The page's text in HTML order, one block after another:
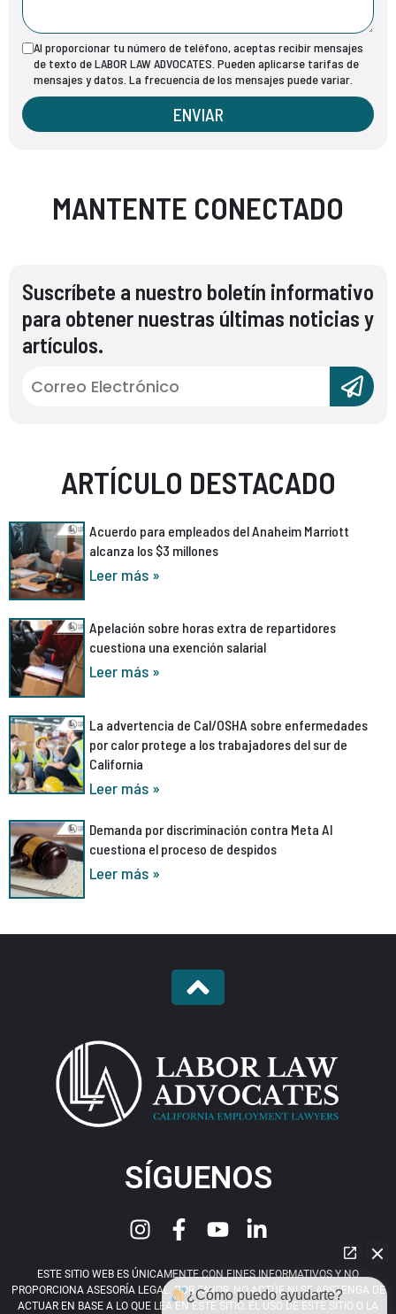
Al proporcionar tu número de teléfono, aceptas recibir mensajes
de texto de LABOR LAW ADVOCATES. Pueden aplicarse tarifas de
mensajes y datos. La frecuencia de los mensajes puede variar.
ENVIAR
MANTENTE CONECTADO
Suscríbete a nuestro boletín informativo
para obtener nuestras últimas noticias y
artículos.
ARTÍCULO DESTACADO
Acuerdo para empleados del Anaheim Marriott
alcanza los $3 millones
Leer más »
Apelación sobre horas extra de repartidores
cuestiona una exención salarial
Leer más »
La advertencia de Cal/OSHA sobre enfermedades
por calor protege a los trabajadores del sur de
California
Leer más »
Demanda por discriminación contra Meta AI
cuestiona el proceso de despidos
Leer más »
SÍGUENOS
ESTE SITIO WEB ES ÚNICAMENTE CON FINES INFORMATIVOS Y NO
PROPORCIONA ASESORÍA LEGAL. POR FAVOR, NO ACTÚE NI SE ABSTENGA DE
ACTUAR EN BASE A LO QUE LEA EN ESTE SITIO. EL USO DE ESTE SITIO O LA
¿Cómo puedo ayudarte?